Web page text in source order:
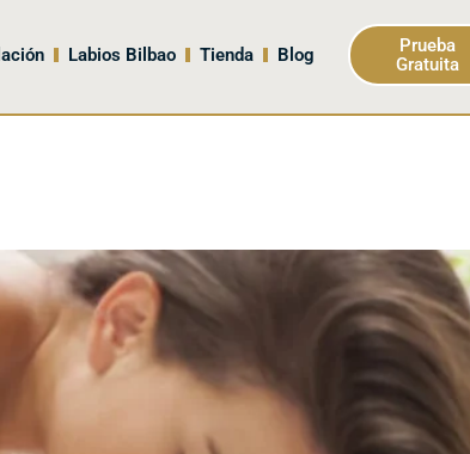
Labios Bilbao Tienda Blog
Prueba
Gratuita